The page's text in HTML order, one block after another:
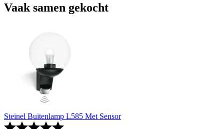
Vaak samen gekocht
Steinel Buitenlamp L585 Met Sensor